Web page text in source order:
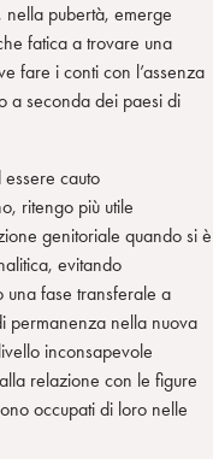
nella pubertà, emerge
fatica a trovare una
fare i conti con l’assenza
a seconda dei paesi di
cauto
ritengo più utile
genitoriale quando si è
evitando
una fase transferale a
permanenza nella nuova
inconsapevole
relazione con le figure
occupati di loro nelle